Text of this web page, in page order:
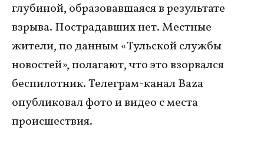
глубиной, образовавшаяся в результате
взрыва. Пострадавших нет. Местные
жители, по данным «Тульской службы
новостей», полагают, что это взорвался
беспилотник. Телеграм-канал Baza
опубликовал фото и видео с места
происшествия.